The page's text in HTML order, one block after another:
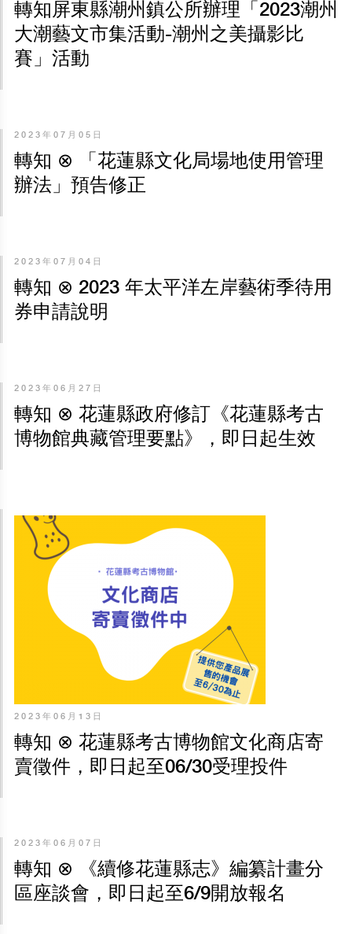
轉知屏東縣潮州鎮公所辦理「2023潮州
大潮藝文市集活動-潮州之美攝影比
賽」活動
2023年07月05日
轉知 ⊗ 「花蓮縣文化局場地使用管理
辦法」預告修正
2023年07月04日
轉知 ⊗ 2023 年太平洋左岸藝術季待用
券申請說明
2023年06月27日
轉知 ⊗ 花蓮縣政府修訂《花蓮縣考古
博物館典藏管理要點》，即日起生效
2023年06月13日
轉知 ⊗ 花蓮縣考古博物館文化商店寄
賣徵件，即日起至06/30受理投件
2023年06月07日
轉知 ⊗ 《續修花蓮縣志》編纂計畫分
區座談會，即日起至6/9開放報名